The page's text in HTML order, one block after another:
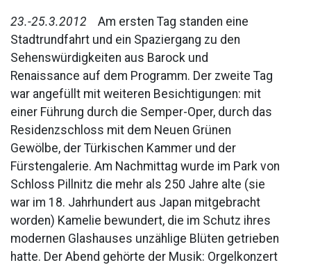
23.-25.3.2012 Am ersten Tag standen eine
Stadtrundfahrt und ein Spaziergang zu den
Sehenswürdigkeiten aus Barock und
Renaissance auf dem Programm. Der zweite Tag
war angefüllt mit weiteren Besichtigungen: mit
einer Führung durch die Semper-Oper, durch das
Residenzschloss mit dem Neuen Grünen
Gewölbe, der Türkischen Kammer und der
Fürstengalerie. Am Nachmittag wurde im Park von
Schloss Pillnitz die mehr als 250 Jahre alte (sie
war im 18. Jahrhundert aus Japan mitgebracht
worden) Kamelie bewundert, die im Schutz ihres
modernen Glashauses unzählige Blüten getrieben
hatte. Der Abend gehörte der Musik: Orgelkonzert